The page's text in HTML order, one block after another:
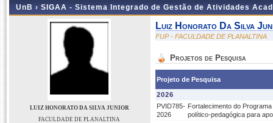
UnB › SIGAA - Sistema Integrado de Gestão de Atividades
LUIZ HONORATO DA SILVA JUNIOR
FACULDADE DE PLANALTINA
Luiz Honorato Da Silva
FUP - FACULDADE DE PLANALTINA
Projetos de Pesquisa
Projeto de Pesquisa
2026
PVID785-
2026
Fortalecimento do
político-pedagógica para